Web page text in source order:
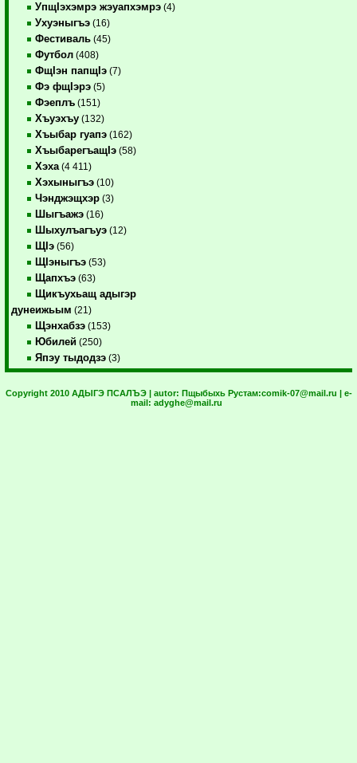
УпщIэхэмрэ жэуапхэмрэ (4)
Ухуэныгъэ (16)
Фестиваль (45)
Футбол (408)
ФщIэн папщIэ (7)
Фэ фщIэрэ (5)
Фэеплъ (151)
Хъуэхъу (132)
Хъыбар гуапэ (162)
ХъыбарегъащIэ (58)
Хэха (4 411)
Хэхыныгъэ (10)
Чэнджэщхэр (3)
Шыгъажэ (16)
Шыхулъагъуэ (12)
ЩIэ (56)
ЩIэныгъэ (53)
Щапхъэ (63)
Щикъухьащ адыгэр
дунеижьым (21)
Щэнхабзэ (153)
Юбилей (250)
Япэу тыдодзэ (3)
Copyright 2010 АДЫГЭ ПСАЛЪЭ | autor: Пщыбыхь Рустам:comik-07@mail.ru | e-
mail: adyghe@mail.ru